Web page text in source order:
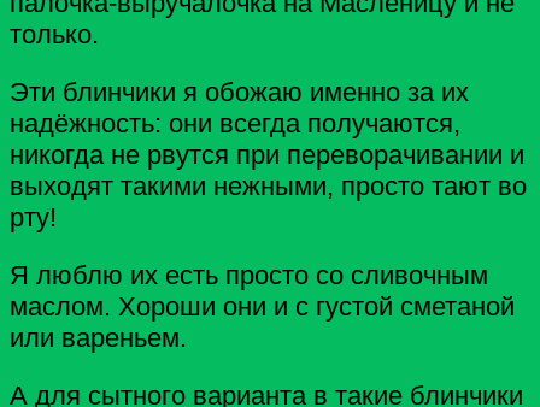
только.
Эти блинчики я обожаю именно за их
надёжность: они всегда получаются,
никогда не рвутся при переворачивании и
выходят такими нежными, просто тают во
рту!
Я люблю их есть просто со сливочным
маслом. Хороши они и с густой сметаной
или вареньем.
А для сытного варианта в такие блинчики